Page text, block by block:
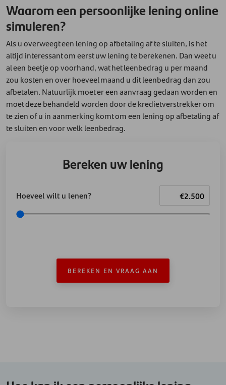
Waarom een persoonlijke lening online
simuleren?
Als u overweegt een lening op afbetaling af te sluiten, is het
altijd interessant om eerst uw lening te berekenen. Dan weet u
al een beetje op voorhand, wat het leenbedrag u per maand
zou kosten en over hoeveel maand u dit leenbedrag dan zou
afbetalen. Natuurlijk moet er een aanvraag gedaan worden en
moet deze behandeld worden door de kredietverstrekker om
te zien of u in aanmerking komt om een lening op afbetaling af
te sluiten en voor welk leenbedrag.
Bereken uw lening
Hoeveel wilt u lenen?
BEREKEN EN VRAAG AAN